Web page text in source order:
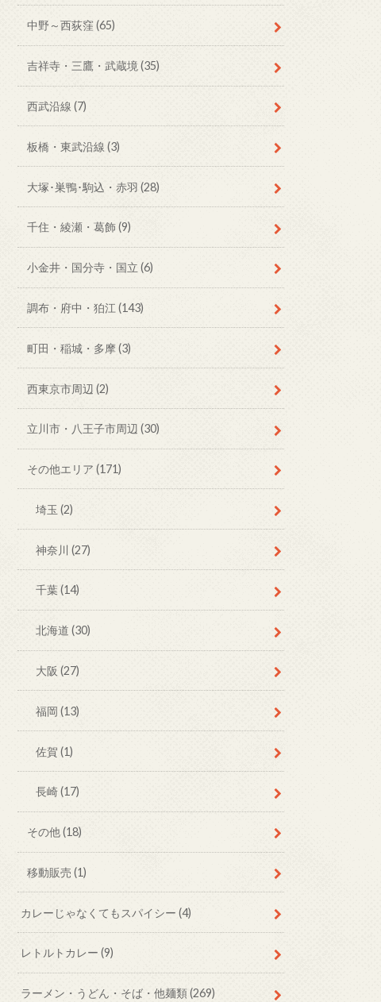
中野～西荻窪 (65)
吉祥寺・三鷹・武蔵境 (35)
西武沿線 (7)
板橋・東武沿線 (3)
大塚･巣鴨･駒込・赤羽 (28)
千住・綾瀬・葛飾(9)
小金井・国分寺・国立 (6)
調布・府中・狛江 (143)
町田・稲城・多摩 (3)
西東京市周辺 (2)
立川市・八王子市周辺 (30)
その他エリア (171)
埼玉(2)
神奈川(27)
千葉(14)
北海道(30)
大阪(27)
福岡(13)
佐賀(1)
長崎(17)
その他(18)
移動販売 (1)
カレーじゃなくてもスパイシー(4)
レトルトカレー(9)
ラーメン・うどん・そば・他麺類(269)